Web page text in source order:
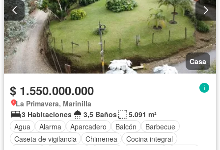
Casa
$ 1.550.000.000
La Primavera, Marinilla
3 Habitaciones
3,5 Baños
5.091 m²
Agua
Alarma Aparcadero Balcón
Barbecue
Caseta de vigilancia
Chimenea
Cocina integral